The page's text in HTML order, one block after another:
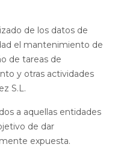
de los datos de
el mantenimiento de
de tareas de
y otras actividades
S.L.
a aquellas entidades
de dar
expuesta.